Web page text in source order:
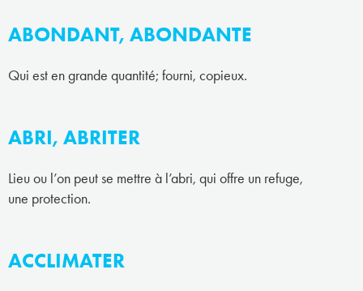
ABONDANT, ABONDANTE
Qui est en grande quantité; fourni, copieux.
ABRI, ABRITER
Lieu ou l’on peut se mettre à l’abri, qui offre un refuge,
une protection.
ACCLIMATER